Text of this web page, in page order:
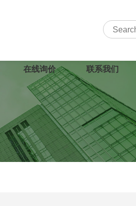
在线询价 联系我们